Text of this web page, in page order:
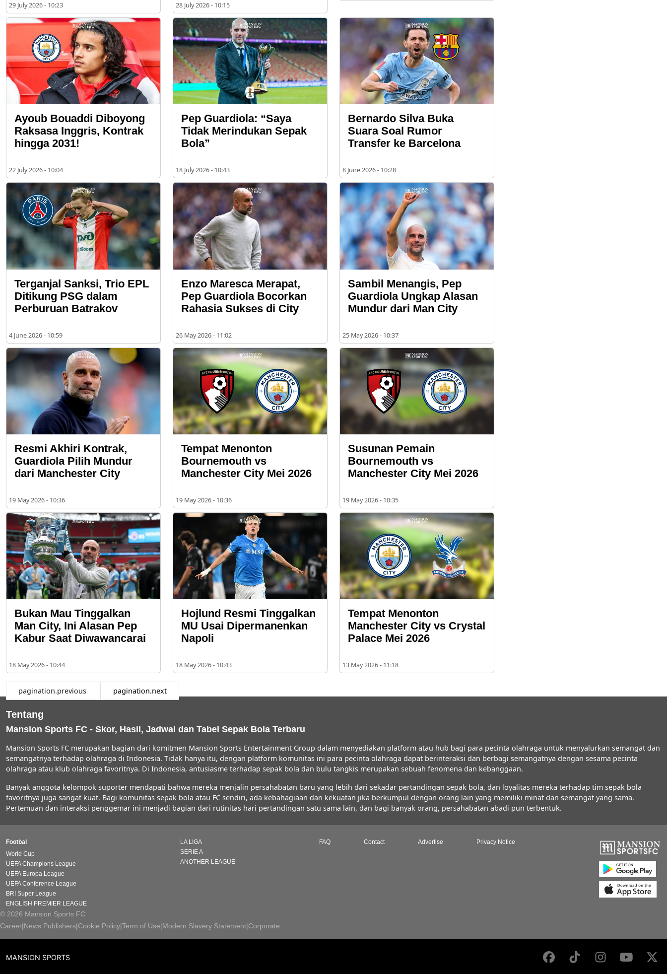
29 July 2026 - 10:23 28 July 2026 - 10:15
Ayoub Bouaddi Diboyong
Raksasa Inggris, Kontrak
hingga 2031!
22 July 2026 - 10:04
Pep Guardiola: “Saya
Tidak Merindukan Sepak
Bola”
18 July 2026 - 10:43
Bernardo Silva Buka
Suara Soal Rumor
Transfer ke Barcelona
8 June 2026 - 10:28
Terganjal Sanksi, Trio EPL
Ditikung PSG dalam
Perburuan Batrakov
4 June 2026 - 10:59
Enzo Maresca Merapat,
Pep Guardiola Bocorkan
Rahasia Sukses di City
26 May 2026 - 11:02
Sambil Menangis, Pep
Guardiola Ungkap Alasan
Mundur dari Man City
25 May 2026 - 10:37
Resmi Akhiri Kontrak,
Guardiola Pilih Mundur
dari Manchester City
19 May 2026 - 10:36
Tempat Menonton
Bournemouth vs
Manchester City Mei 2026
19 May 2026 - 10:36
Susunan Pemain
Bournemouth vs
Manchester City Mei 2026
19 May 2026 - 10:35
Bukan Mau Tinggalkan
Man City, Ini Alasan Pep
Kabur Saat Diwawancarai
18 May 2026 - 10:44
Hojlund Resmi Tinggalkan
MU Usai Dipermanenkan
Napoli
18 May 2026 - 10:43
Tempat Menonton
Manchester City vs Crystal
Palace Mei 2026
13 May 2026 - 11:18
pagination.previous pagination.next
Tentang
Mansion Sports FC - Skor, Hasil, Jadwal dan Tabel Sepak Bola Terbaru
Mansion Sports FC merupakan bagian dari komitmen Mansion Sports Entertainment Group dalam menyediakan platform atau hub bagi para pecinta olahraga untuk menyalurkan semangat dan
semangatnya terhadap olahraga di Indonesia. Tidak hanya itu, dengan platform komunitas ini para pecinta olahraga dapat berinteraksi dan berbagi semangatnya dengan sesama pecinta
olahraga atau klub olahraga favoritnya. Di Indonesia, antusiasme terhadap sepak bola dan bulu tangkis merupakan sebuah fenomena dan kebanggaan.
Banyak anggota kelompok suporter mendapati bahwa mereka menjalin persahabatan baru yang lebih dari sekadar pertandingan sepak bola, dan loyalitas mereka terhadap tim sepak bola
favoritnya juga sangat kuat. Bagi komunitas sepak bola atau FC sendiri, ada kebahagiaan dan kekuatan jika berkumpul dengan orang lain yang memiliki minat dan semangat yang sama.
Pertemuan dan interaksi penggemar ini menjadi bagian dari rutinitas hari pertandingan satu sama lain, dan bagi banyak orang, persahabatan abadi pun terbentuk.
Footbal
World Cup
UEFA Champions League
UEFA Europa League
UEFA Conference League
BRI Super League
ENGLISH PREMIER LEAGUE
LA LIGA
SERIE A
ANOTHER LEAGUE
FAQ Contact Advertise Privacy Notice
© 2026 Mansion Sports FC
Career|News Publishers|Cookie Policy|Term of Use|Modern Slavery Statement|Corporate
MANSION SPORTS